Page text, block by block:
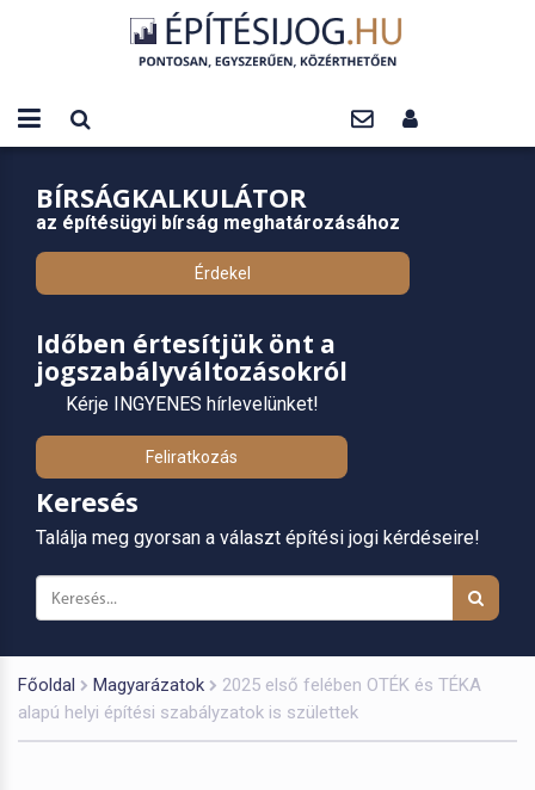
BÍRSÁGKALKULÁTOR
az építésügyi bírság meghatározásához
Érdekel
Időben értesítjük önt a
jogszabályváltozásokról
Kérje INGYENES hírlevelünket!
Feliratkozás
Keresés
Találja meg gyorsan a választ építési jogi kérdéseire!
Főoldal Magyarázatok
2025 első felében OTÉK és TÉKA
alapú helyi építési szabályzatok is születtek